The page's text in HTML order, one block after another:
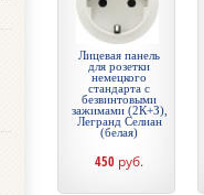
Лицевая панель
для розетки
немецкого
стандарта с
безвинтовыми
зажимами (2К+З),
Легранд Селиан
(белая)
450 руб.